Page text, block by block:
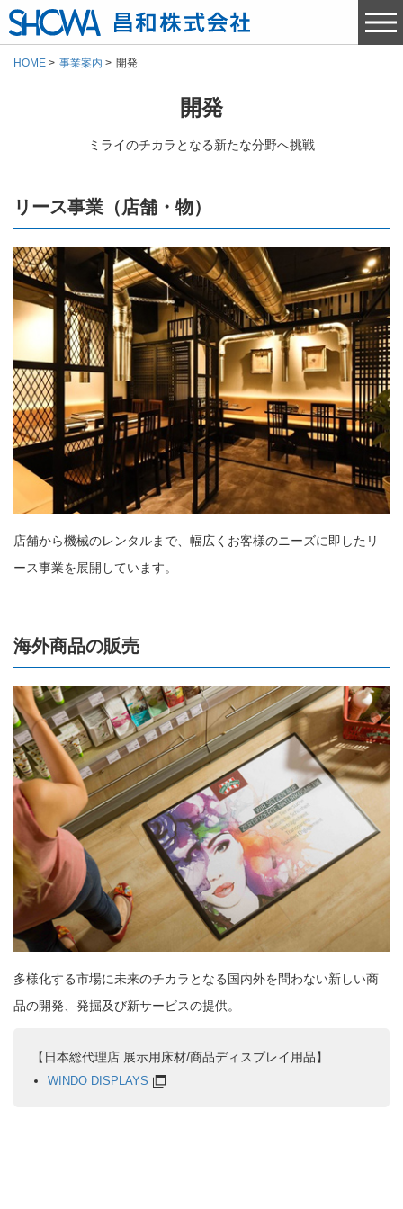
HOME 事業案内 開発
開発
ミライのチカラとなる新たな分野へ挑戦
リース事業（店舗・物）
店舗から機械のレンタルまで、幅広くお客様のニーズに即したリ
ース事業を展開しています。
海外商品の販売
多様化する市場に未来のチカラとなる国内外を問わない新しい商
品の開発、発掘及び新サービスの提供。
【日本総代理店 展示用床材/商品ディスプレイ用品】
WINDO DISPLAYS